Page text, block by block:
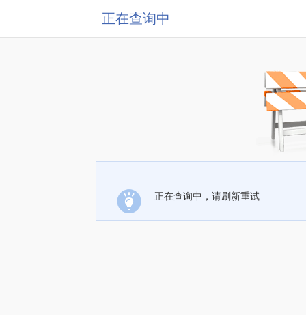
正在查询中
正在查询中，请刷新重试